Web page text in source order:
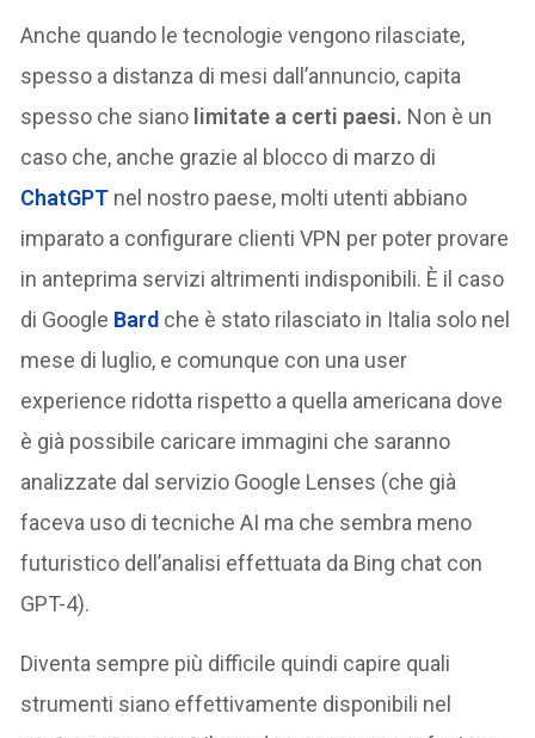
Anche quando le tecnologie vengono rilasciate,
spesso a distanza di mesi dall’annuncio, capita
spesso che siano limitate a certi paesi. Non è un
caso che, anche grazie al blocco di marzo di
ChatGPT nel nostro paese, molti utenti abbiano
imparato a configurare clienti VPN per poter provare
in anteprima servizi altrimenti indisponibili. È il caso
di Google Bard che è stato rilasciato in Italia solo nel
mese di luglio, e comunque con una user
experience ridotta rispetto a quella americana dove
è già possibile caricare immagini che saranno
analizzate dal servizio Google Lenses (che già
faceva uso di tecniche AI ma che sembra meno
futuristico dell’analisi effettuata da Bing chat con
GPT-4).
Diventa sempre più difficile quindi capire quali
strumenti siano effettivamente disponibili nel